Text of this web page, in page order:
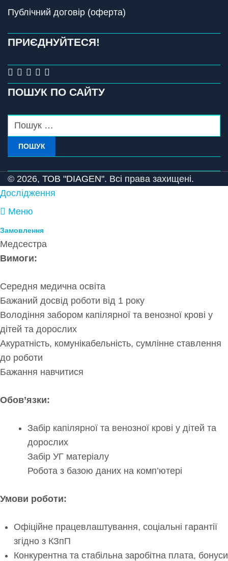
Публічний договір (оферта)
ПРИЄДНУЙТЕСЯ!
ПОШУК ПО САЙТУ
ПОШУК
© 2026, ТОВ "DIAGEN". Всі права захищені.
Дослідження
Меню
Замовлення
Медсестра
Вимоги:
Середня медична освіта
Бажаний досвід роботи від 1 року
Володіння забором капілярної та венозної крові у
дітей та дорослих
Акуратність, комунікабельність, сумлінне ставлення
до роботи
Бажання навчитися
Обов’язки:
Забір капілярної та венозної крові у дітей та
дорослих
Забір УГ матеріалу
Робота з базою даних на комп’ютері
Умови роботи:
Офіційне працевлаштування, соціальні гарантії
згідно з КЗпП
Конкурентна та стабільна заробітна плата, бонуси